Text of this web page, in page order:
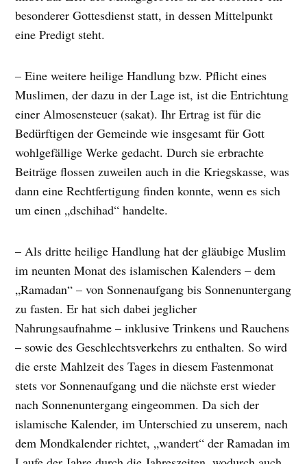
besonderer Gottesdienst statt, in dessen Mittelpunkt
eine Predigt steht.
– Eine weitere heilige Handlung bzw. Pflicht eines
Muslimen, der dazu in der Lage ist, ist die Entrichtung
einer Almosensteuer (sakat). Ihr Ertrag ist für die
Bedürftigen der Gemeinde wie insgesamt für Gott
wohlgefällige Werke gedacht. Durch sie erbrachte
Beiträge flossen zuweilen auch in die Kriegskasse, was
dann eine Rechtfertigung finden konnte, wenn es sich
um einen „dschihad“ handelte.
– Als dritte heilige Handlung hat der gläubige Muslim
im neunten Monat des islamischen Kalenders – dem
„Ramadan“ – von Sonnenaufgang bis Sonnenuntergang
zu fasten. Er hat sich dabei jeglicher
Nahrungsaufnahme – inklusive Trinkens und Rauchens
– sowie des Geschlechtsverkehrs zu enthalten. So wird
die erste Mahlzeit des Tages in diesem Fastenmonat
stets vor Sonnenaufgang und die nächste erst wieder
nach Sonnenuntergang eingeommen. Da sich der
islamische Kalender, im Unterschied zu unserem, nach
dem Mondkalender richtet, „wandert“ der Ramadan im